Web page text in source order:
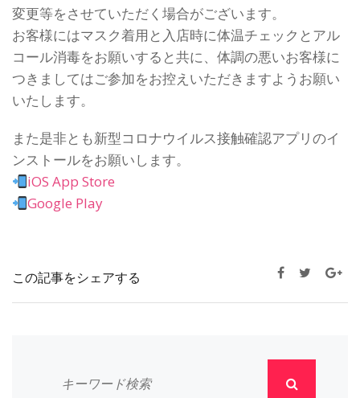
変更等をさせていただく場合がございます。
お客様にはマスク着用と入店時に体温チェックとアル
コール消毒をお願いすると共に、体調の悪いお客様に
つきましてはご参加をお控えいただきますようお願い
いたします。
また是非とも新型コロナウイルス接触確認アプリのイ
ンストールをお願いします。
iOS App Store
Google Play
この記事をシェアする